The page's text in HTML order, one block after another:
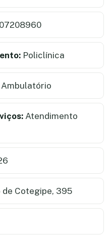
Policlínica
Ambulatório
Atendimento
de Cotegipe, 395